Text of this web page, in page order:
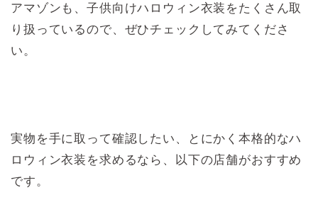
アマゾンも、子供向けハロウィン衣装をたくさん取
り扱っているので、ぜひチェックしてみてくださ
い。
実物を手に取って確認したい、とにかく本格的なハ
ロウィン衣装を求めるなら、以下の店舗がおすすめ
です。